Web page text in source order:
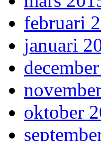
februari
januari
oktober